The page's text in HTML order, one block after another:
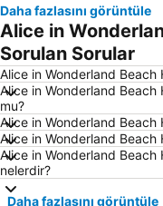
Daha fazlasını görüntüle
Alice in
Sorulan Sorular
Alice in Wonderland Beach
Alice in Wonderland
mu?
Alice in Wonderland
Alice in Wonderland
Alice in Wonderland
nelerdir?
Daha fazlasını görüntüle